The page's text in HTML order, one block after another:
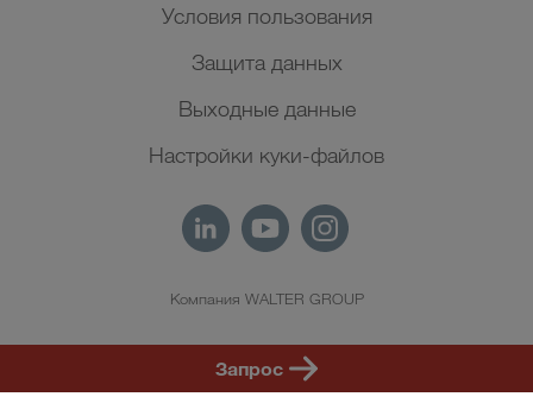
Запрос
Условия пользования
Защита данных
Выходные данные
Настройки куки-файлов
Компания WALTER GROUP